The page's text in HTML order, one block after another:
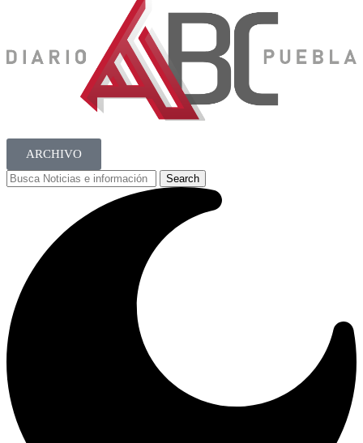
ARCHIVO